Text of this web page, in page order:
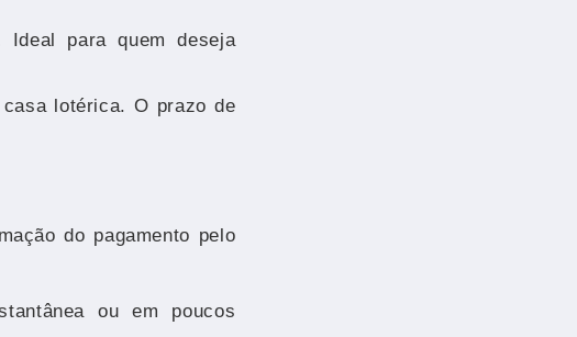
Ideal para quem deseja
lotérica. O prazo de
do pagamento pelo
ou em poucos